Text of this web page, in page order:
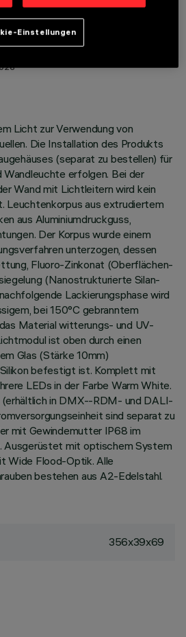
Licht zur Verwendung von
Die Installation des Produkts
(separat zu bestellen) für
Wandleuchte erfolgen. Bei der
Wand mit Lichtleitern wird kein
Leuchtenkorpus aus extrudiertem
aus Aluminiumdruckguss,
Der Korpus wurde einem
unterzogen, dessen
Fluoro-Zinkonat (Oberflächen-
(Nanostrukturierte Silan-
Lackierungsphase wird
bei 150°C gebranntem
Material witterungs- und UV-
ist oben durch einen
Glas (Stärke 10mm)
befestigt ist. Komplett mit
LEDs in der Farbe Warm White.
in DMX--RDM- und DALI-
sind separat zu
mit Gewindemutter IP68 im
Ausgerüstet mit optischem System
Wide Flood-Optik. Alle
bestehen aus A2-Edelstahl.
356x39x69
Einstellungen